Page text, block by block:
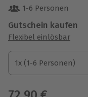
1-6 Personen
Gutschein kaufen
Flexibel einlösbar
1x (1-6 Personen)
1x (1-6 Personen)
1x (1-6 Personen)